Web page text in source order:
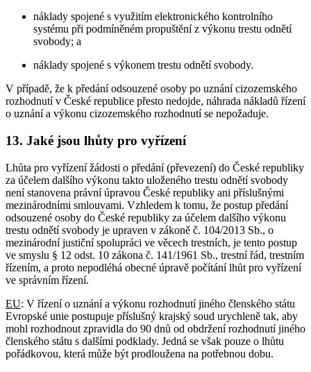
náklady spojené s využitím elektronického kontrolního
systému při podmíněném propuštění z výkonu trestu odnětí
svobody; a
náklady spojené s výkonem trestu odnětí svobody.
V případě, že k předání odsouzené osoby po uznání cizozemského
rozhodnutí v České republice přesto nedojde, náhrada nákladů řízení
o uznání a výkonu cizozemského rozhodnutí se nepožaduje.
13. Jaké jsou lhůty pro vyřízení
Lhůta pro vyřízení žádosti o předání (převezení) do České republiky
za účelem dalšího výkonu takto uloženého trestu odnětí svobody
není stanovena právní úpravou České republiky ani příslušnými
mezinárodními smlouvami. Vzhledem k tomu, že postup předání
odsouzené osoby do České republiky za účelem dalšího výkonu
trestu odnětí svobody je upraven v zákoně č. 104/2013 Sb., o
mezinárodní justiční spolupráci ve věcech trestních, je tento postup
ve smyslu § 12 odst. 10 zákona č. 141/1961 Sb., trestní řád, trestním
řízením, a proto nepodléhá obecné úpravě počítání lhůt pro vyřízení
ve správním řízení.
EU: V řízení o uznání a výkonu rozhodnutí jiného členského státu
Evropské unie postupuje příslušný krajský soud urychleně tak, aby
mohl rozhodnout zpravidla do 90 dnů od obdržení rozhodnutí jiného
členského státu s dalšími podklady. Jedná se však pouze o lhůtu
pořádkovou, která může být prodloužena na potřebnou dobu.